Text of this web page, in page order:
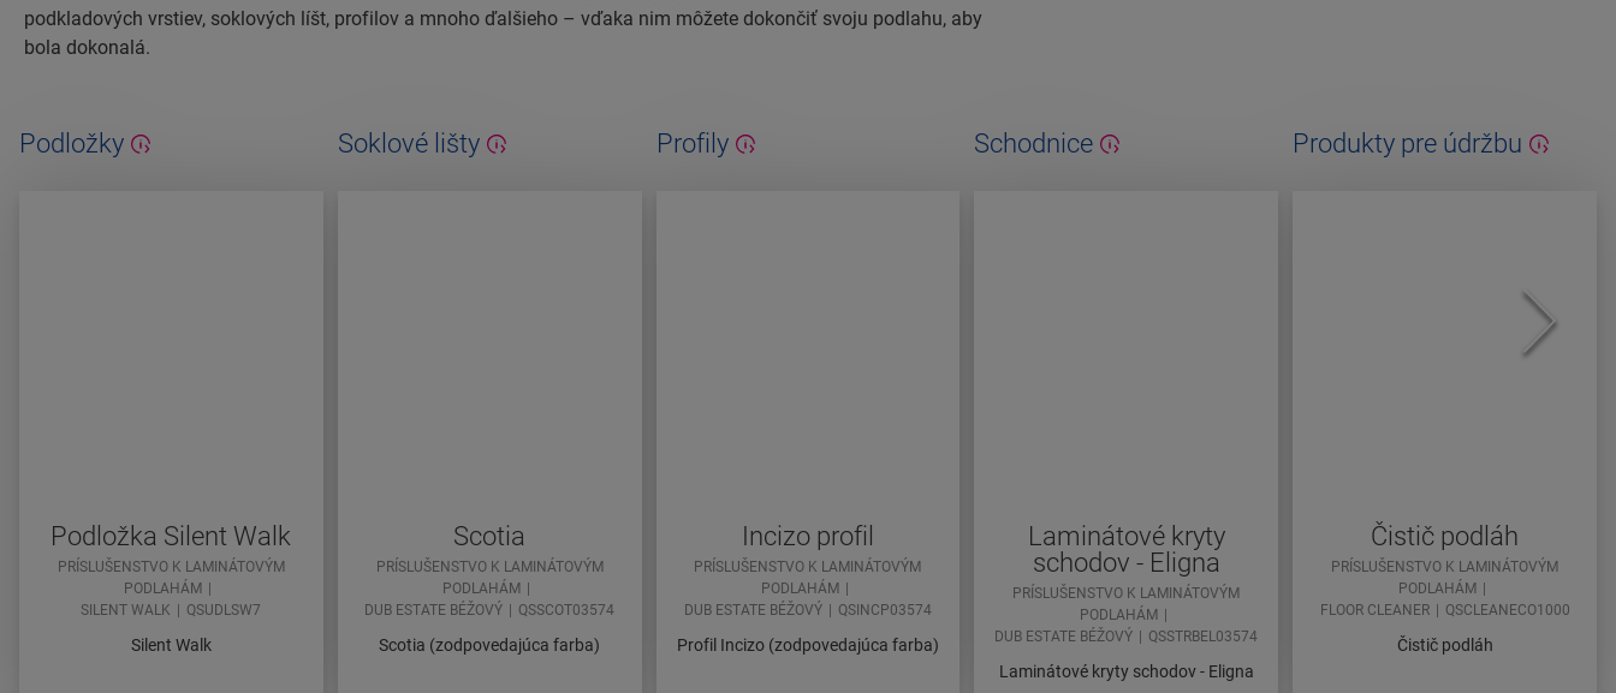
podkladových vrstiev, soklových líšt, profilov a mnoho ďalšieho – vďaka nim môžete dokončiť svoju podlahu, aby
bola dokonalá.
Podložky
Podložka Silent Walk
PRÍSLUŠENSTVO K LAMINÁTOVÝM
PODLAHÁM
SILENT WALK
QSUDLSW7
Silent Walk
Soklové lišty
Scotia
PRÍSLUŠENSTVO K LAMINÁTOVÝM
PODLAHÁM
DUB ESTATE BÉŽOVÝ
QSSCOT03574
Scotia (zodpovedajúca farba)
Profily
Incizo profil
PRÍSLUŠENSTVO K LAMINÁTOVÝM
PODLAHÁM
DUB ESTATE BÉŽOVÝ
QSINCP03574
Profil Incizo (zodpovedajúca farba)
Schodnice
Laminátové kryty
schodov - Eligna
PRÍSLUŠENSTVO K LAMINÁTOVÝM
PODLAHÁM
DUB ESTATE BÉŽOVÝ
QSSTRBEL03574
Laminátové kryty schodov - Eligna
Produkty pre údržbu
Čistič podláh
PRÍSLUŠENSTVO K LAMINÁTOVÝM
PODLAHÁM
FLOOR CLEANER
QSCLEANECO1000
Čistič podláh